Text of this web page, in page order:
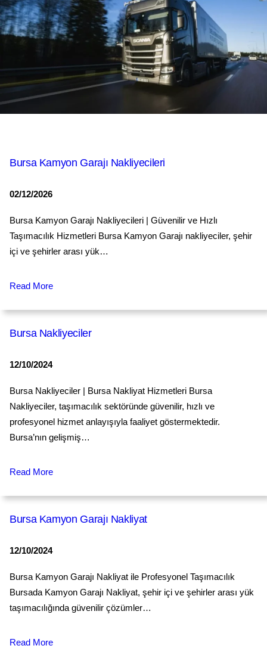
Bursa Kamyon Garajı Nakliyecileri
02/12/2026
Bursa Kamyon Garajı Nakliyecileri | Güvenilir ve Hızlı
Taşımacılık Hizmetleri Bursa Kamyon Garajı nakliyeciler, şehir
içi ve şehirler arası yük…
Read More
Bursa Nakliyeciler
12/10/2024
Bursa Nakliyeciler | Bursa Nakliyat Hizmetleri Bursa
Nakliyeciler, taşımacılık sektöründe güvenilir, hızlı ve
profesyonel hizmet anlayışıyla faaliyet göstermektedir.
Bursa’nın gelişmiş…
Read More
Bursa Kamyon Garajı Nakliyat
12/10/2024
Bursa Kamyon Garajı Nakliyat ile Profesyonel Taşımacılık
Bursada Kamyon Garajı Nakliyat, şehir içi ve şehirler arası yük
taşımacılığında güvenilir çözümler…
Read More